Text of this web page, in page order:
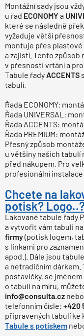
Montážní sady jsou
u řad ECONOMY a
které se následně
vyžaduje větší
montuje přes plastové
a zajistí. Tento
v přesnosti vrtání a
Tabule řady ACCENTS
tabulí.
Řada ECONOMY:
Řada UNIVERSAL:
Řada ACCENTS:
Řada PREMIUM:
Přesný způsob
u většiny našich
před nákupem. Pro
profesionální
Chcete na
potisk?
Lakované tabule řady
a vytvořit vám tabuli
firmy(potisk logem,
s linkami pro
apod.). Dále jsou
a netradičním dárkem.
postavičky, se
o tabuli na míru,
info@consulta.cz nebo
telefonním čísle: +420
připravených tabulí ke
Tabule s potiskem